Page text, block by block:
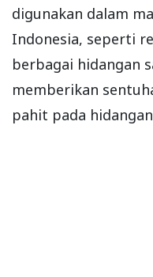
digunakan dalam
Indonesia, seperti
berbagai hidangan
memberikan
pahit pada